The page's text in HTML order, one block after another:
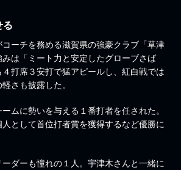
る
ーチを務める滋賀県の強豪クラブ「草津
は「ミート力と安定したグローブさば
打席３安打で猛アピールし、紅白戦では
さも披露した。
ムに勢いを与える１番打者を任された。
として首位打者賞を獲得するなど優勝に
ーダーも憧れの１人。宇津木さんと一緒に